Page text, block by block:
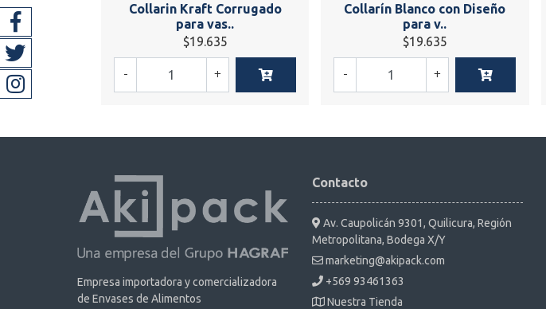
Collarin Kraft Corrugado
para vas..
$19.635
+
-
Collarín Blanco con Diseño
para v..
$19.635
+
-
Empresa importadora y comercializadora
de Envases de Alimentos
Contacto
Av. Caupolicán 9301, Quilicura, Región
Metropolitana, Bodega X/Y
marketing@akipack.com
+569 93461363
Nuestra Tienda